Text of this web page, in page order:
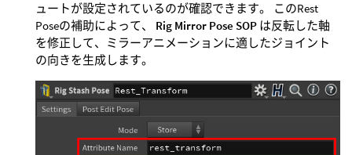
ュートが設定されているのが確認できます。 このRest
Poseの補助によって、 Rig Mirror Pose SOP は反転した軸
を修正して、ミラーアニメーションに適したジョイント
の向きを生成します。